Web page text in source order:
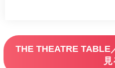
される「
11Fの開
THE THEATRE TABLE
見